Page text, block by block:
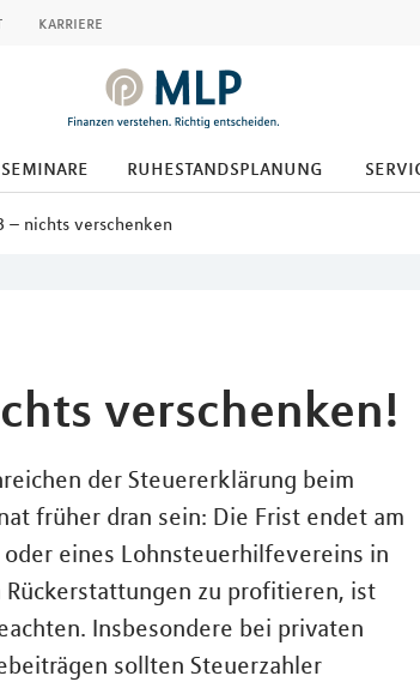
karriere
ruhestandsplanung
– nichts verschenken
verschenken!
der Steuererklärung beim
früher dran sein: Die Frist endet am
eines Lohnsteuerhilfevereins in
Rückerstattungen zu profitieren, ist
Insbesondere bei privaten
sollten Steuerzahler